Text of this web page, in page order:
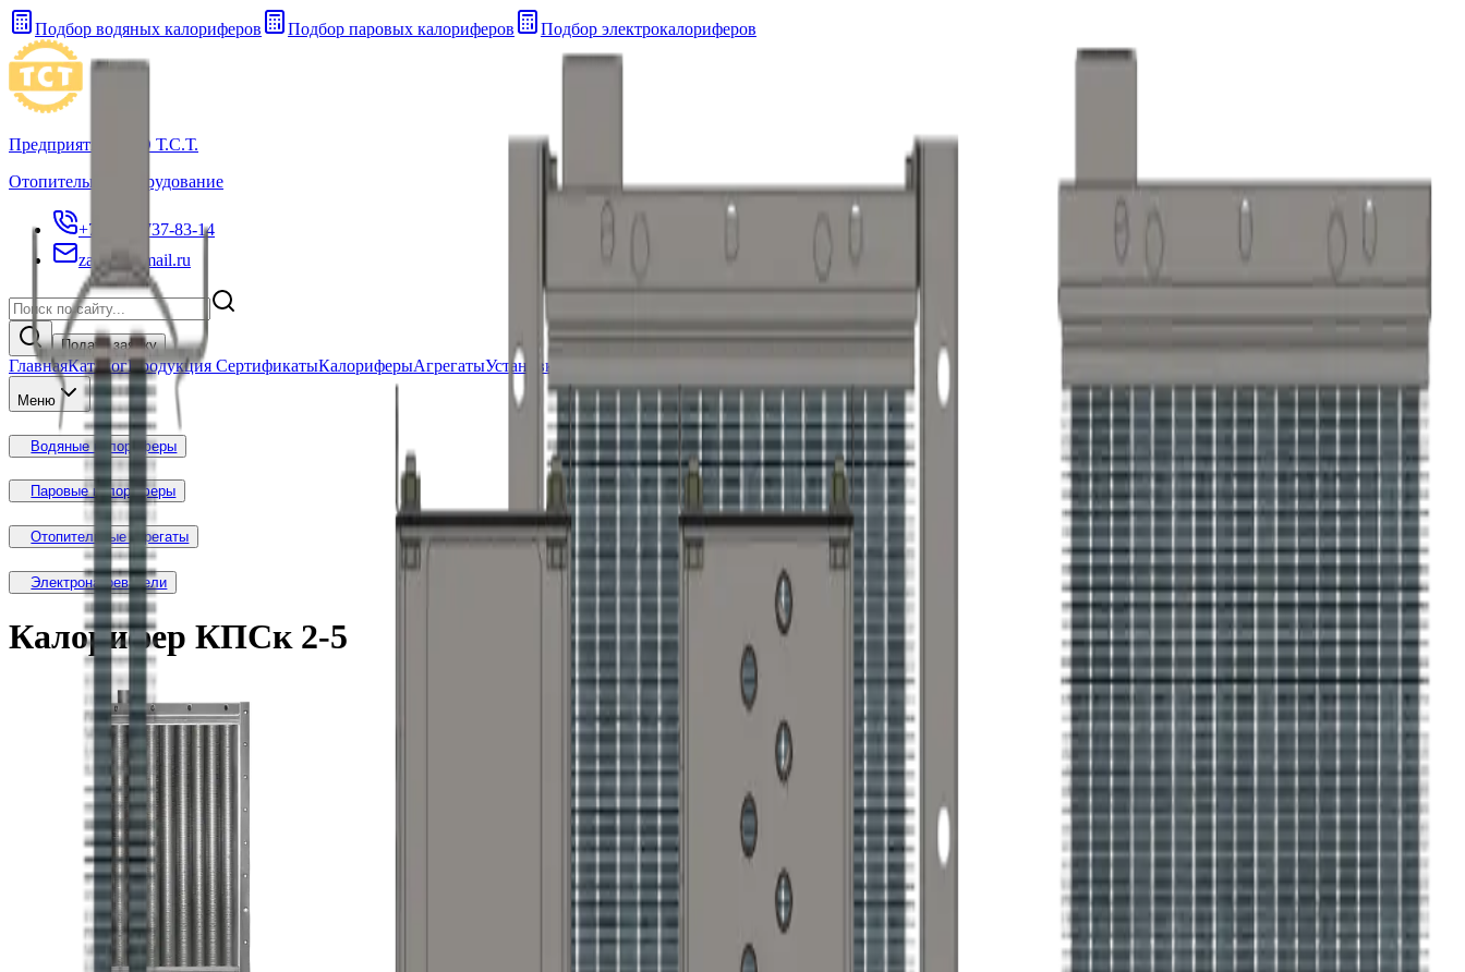
Подбор водяных калориферов Подбор паровых калориферов Подбор электрокалориферов
Предприятие ООО Т.С.Т.
Отопительное оборудование
+7 (961) 737-83-14
zao_tst@mail.ru
Подать заявку
ГлавнаяКаталогПродукция СертификатыКалориферыАгрегатыУстановки
Меню
Водяные калориферы
Паровые калориферы
Отопительные агрегаты
Электронагреватели
Калорифер КПСк 2-5